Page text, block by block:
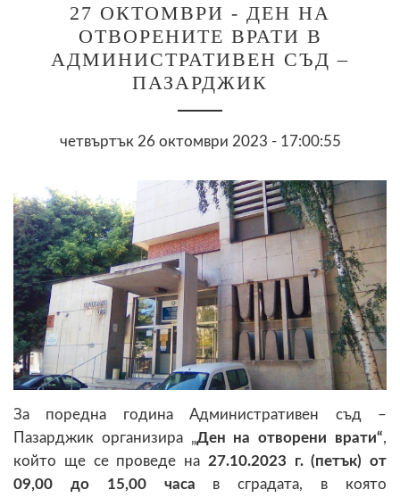
27 ОКТОМВРИ - ДЕН НА
ОТВОРЕНИТЕ ВРАТИ В
АДМИНИСТРАТИВЕН СЪД –
ПАЗАРДЖИК
четвъртък 26 октомври 2023 - 17:00:55
За поредна година Административен съд –
Пазарджик организира „Ден на отворени врати“,
който ще се проведе на 27.10.2023 г. (петък) от
09,00 до 15,00 часа в сградата, в която